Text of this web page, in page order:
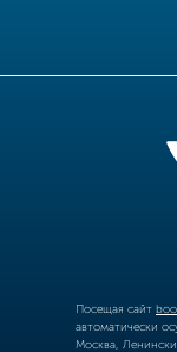
Посещая сайт
автоматически
Москва,